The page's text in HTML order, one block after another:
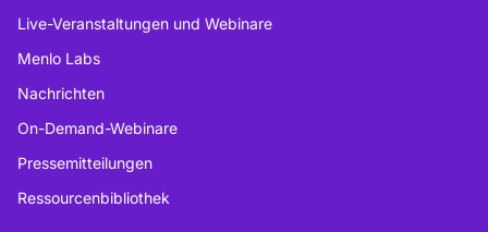
Live-Veranstaltungen und Webinare
Menlo Labs
Nachrichten
On-Demand-Webinare
Pressemitteilungen
Ressourcenbibliothek